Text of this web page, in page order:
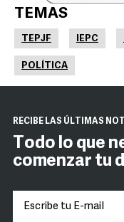
TEMAS
TEPJF IEPC
POLÍTICA
RECIBE LAS ÚLTIMAS
Todo lo que
comenzar tu